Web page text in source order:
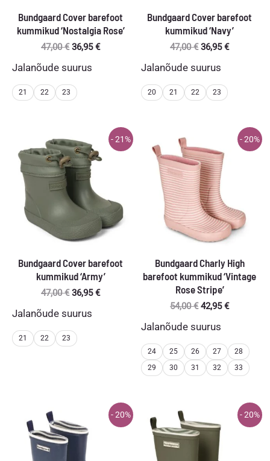
Bundgaard Cover barefoot
kummikud ‘Nostalgia Rose’
47,00€ Algne
oli:
36,95€Praegune
Jalanõude suurus
21 22 23
Bundgaard Cover barefoot
kummikud ‘Navy’
47,00€ Algne
oli:
36,95€Praegune
Jalanõude suurus
20 21 22 23
- 21%
Bundgaard Cover barefoot
kummikud ‘Army’
47,00€ Algne
oli:
36,95€Praegune
Jalanõude suurus
21 22 23
- 20%
Bundgaard Charly High
barefoot kummikud ‘Vintage
Rose Stripe’
54,00€ Algne
oli:
42,95€Praegune
Jalanõude suurus
24 25 26 27
28
29
30 31 32 33
- 20% - 20%